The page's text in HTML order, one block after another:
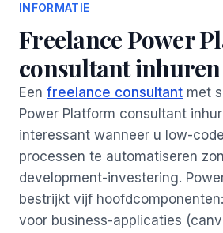
INFORMATIE
Freelance Power
consultant inhuren
Een freelance consultant met
Power Platform consultant
interessant wanneer u low-
processen te automatiseren
development-investering.
bestrijkt vijf
voor business-applicaties